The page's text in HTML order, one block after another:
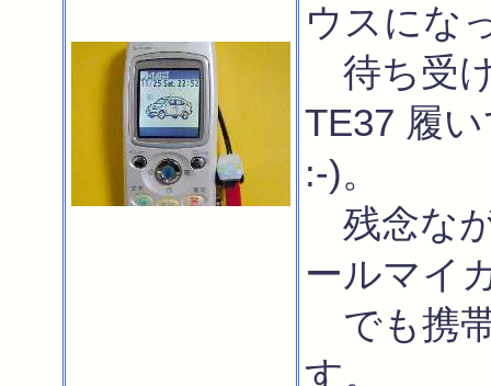
ウスにな
待ち受
TE37 履
:-)。
残念な
ールマイ
でも携
す。